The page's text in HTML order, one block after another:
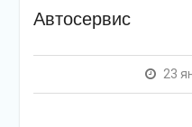
Автосервис
23